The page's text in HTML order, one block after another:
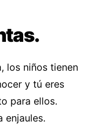
los niños tienen
y tú eres
para ellos.
enjaules.